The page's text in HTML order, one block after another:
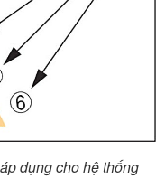
dụng cho hệ thống